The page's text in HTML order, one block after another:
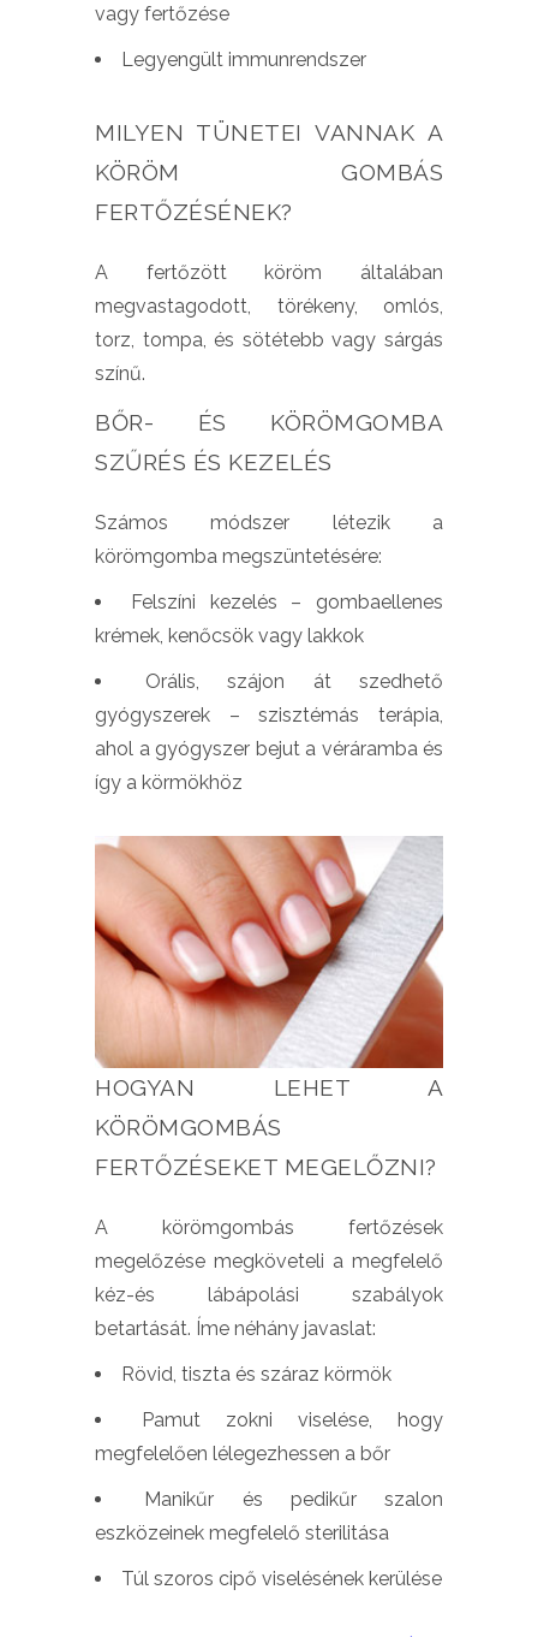
vagy fertőzése
Legyengült immunrendszer
MILYEN TÜNETEI VANNAK A
KÖRÖM GOMBÁS
FERTŐZÉSÉNEK?
A fertőzött köröm általában
megvastagodott, törékeny, omlós,
torz, tompa, és sötétebb vagy sárgás
színű.
BŐR- ÉS KÖRÖMGOMBA
SZŰRÉS ÉS KEZELÉS
Számos módszer létezik a
körömgomba megszüntetésére:
Felszíni kezelés – gombaellenes
krémek, kenőcsök vagy lakkok
Orális, szájon át szedhető
gyógyszerek – szisztémás terápia,
ahol a gyógyszer bejut a véráramba és
így a körmökhöz
HOGYAN LEHET A
KÖRÖMGOMBÁS
FERTŐZÉSEKET MEGELŐZNI?
A körömgombás fertőzések
megelőzése megköveteli a megfelelő
kéz-és lábápolási szabályok
betartását. Íme néhány javaslat:
Rövid, tiszta és száraz körmök
Pamut zokni viselése, hogy
megfelelően lélegezhessen a bőr
Manikűr és pedikűr szalon
eszközeinek megfelelő sterilitása
Túl szoros cipő viselésének kerülése